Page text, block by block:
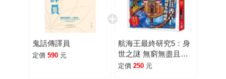
鬼話傳譯員
定價 590 元
航海王最終研究5：身
世之謎 無窮無盡且難
以預測的紛亂世界
定價 250 元